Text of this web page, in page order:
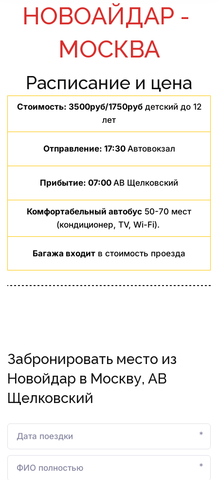
НОВОАЙДАР -
МОСКВА
Расписание и цена
Стоимость: 3500руб/1750рубдетский до 12
лет
Отправление: 17:30 Автовокзал
Прибытие: 07:00 АВ Щелковский
Комфортабельный автобус 50-70 мест
(кондиционер, TV, Wi-Fi).
Багажа входит в стоимость проезда
Забронировать место из
Новойдар в Москву, АВ
Щелковский
*
*